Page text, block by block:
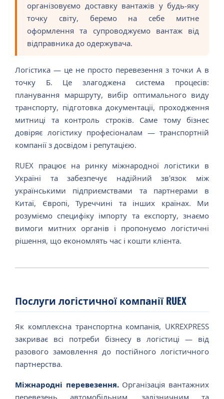
організовуємо доставку вантажів у будь-яку
точку світу, беремо на себе митне
оформлення та супроводжуємо вантаж від
відправника до одержувача.
Логістика — це не просто перевезення з точки А в
точку Б. Це злагоджена система процесів:
планування маршруту, вибір оптимального виду
транспорту, підготовка документації, проходження
митниці та контроль строків. Саме тому бізнес
довіряє логістику професіоналам — транспортній
компанії з досвідом і репутацією.
RUEX працює на ринку міжнародної логістики в
Україні та забезпечує надійний зв'язок між
українськими підприємствами та партнерами в
Китаї, Європі, Туреччині та інших країнах. Ми
розуміємо специфіку імпорту та експорту, знаємо
вимоги митних органів і пропонуємо логістичні
рішення, що економлять час і кошти клієнта.
Послуги логістичної компанії RUEX
Як комплексна транспортна компанія, UKREXPRESS
закриває всі потреби бізнесу в логістиці — від
разового замовлення до постійного логістичного
партнерства.
Міжнародні перевезення.Організація вантажних